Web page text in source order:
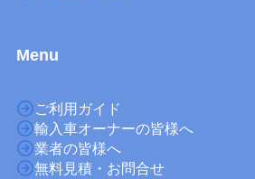
Menu
ご利用ガイド
輸入車オーナーの皆様へ
業者の皆様へ
無料見積・お問合せ